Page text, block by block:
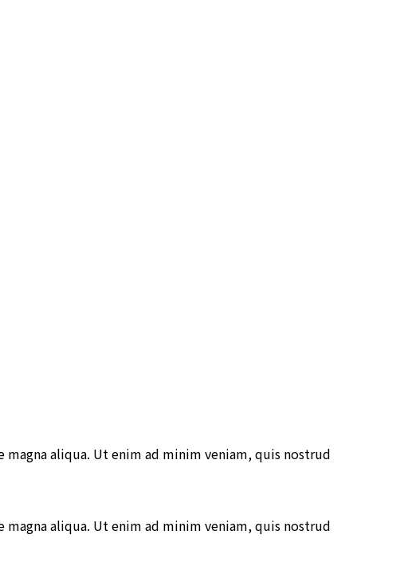
aliqua. Ut enim ad minim veniam, quis nostrud
aliqua. Ut enim ad minim veniam, quis nostrud